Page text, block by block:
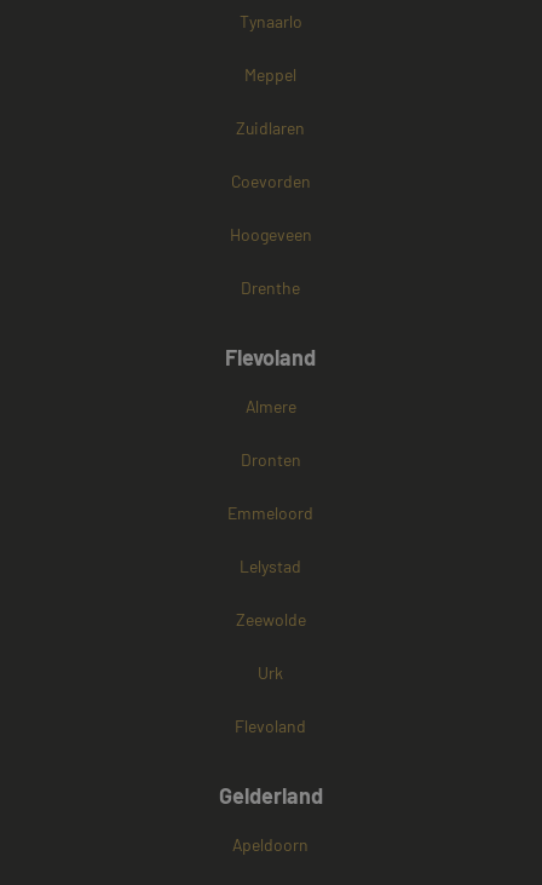
Tynaarlo
Meppel
Zuidlaren
Coevorden
Hoogeveen
Drenthe
Flevoland
Almere
Dronten
Emmeloord
Lelystad
Zeewolde
Urk
Flevoland
Gelderland
Apeldoorn